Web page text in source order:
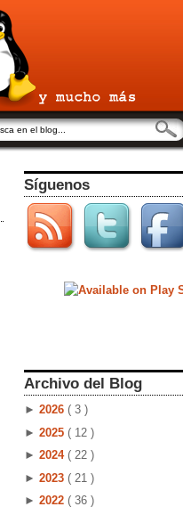
Síguenos
Archivo del Blog
► 2026 ( 3 )
► 2025 ( 12 )
► 2024 ( 22 )
► 2023 ( 21 )
► 2022 ( 36 )